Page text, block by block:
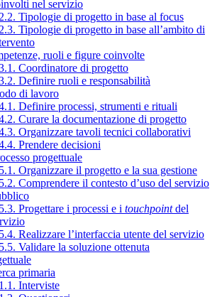
nel servizio
Tipologie di progetto in base al focus
Tipologie di progetto in base all’ambito di
ruoli e figure coinvolte
Coordinatore di progetto
Definire ruoli e responsabilità
di lavoro
Definire processi, strumenti e rituali
Curare la documentazione di progetto
Organizzare tavoli tecnici collaborativi
Prendere decisioni
progettuale
Organizzare il progetto e la sua gestione
Comprendere il contesto d’uso del servizio
Progettare i processi e i touchpointdel
Realizzare l’interfaccia utente del servizio
Validare la soluzione ottenuta
primaria
Interviste